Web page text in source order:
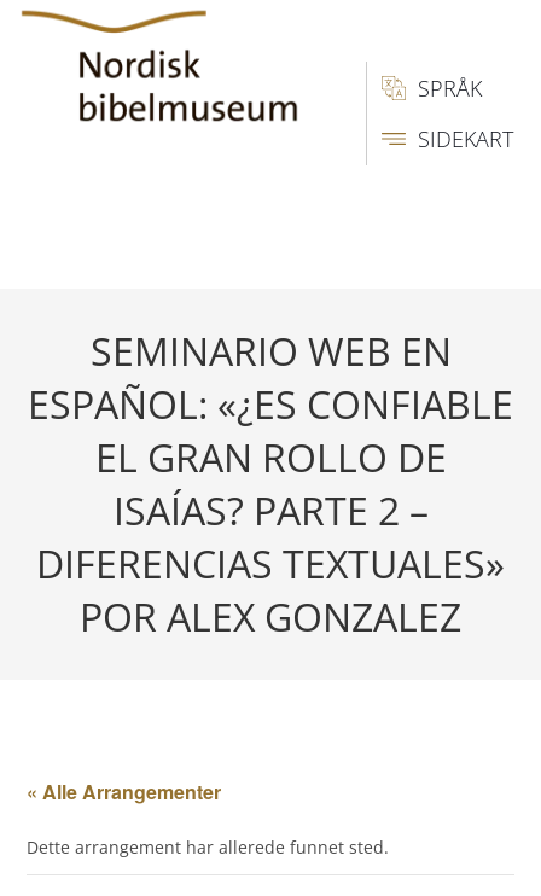
SPRÅK
SIDEKART
SEMINARIO WEB EN
ESPAÑOL: «¿ES CONFIABLE
EL GRAN ROLLO DE
ISAÍAS? PARTE 2 –
DIFERENCIAS TEXTUALES»
POR ALEX GONZALEZ
« Alle Arrangementer
Dette arrangement har allerede funnet sted.